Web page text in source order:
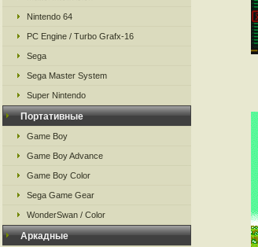
Nintendo 64
PC Engine / Turbo Grafx-16
Sega
Sega Master System
Super Nintendo
Портативные
Game Boy
Game Boy Advance
Game Boy Color
Sega Game Gear
WonderSwan / Color
Аркадные